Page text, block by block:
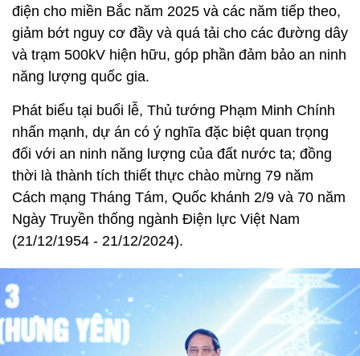
điện cho miền Bắc năm 2025 và các năm tiếp theo,
giảm bớt nguy cơ đầy và quá tải cho các đường dây
và trạm 500kV hiện hữu, góp phần đảm bảo an ninh
năng lượng quốc gia.
Phát biểu tại buổi lễ, Thủ tướng Phạm Minh Chính
nhấn mạnh, dự án có ý nghĩa đặc biệt quan trọng
đối với an ninh năng lượng của đất nước ta; đồng
thời là thành tích thiết thực chào mừng 79 năm
Cách mạng Tháng Tám, Quốc khánh 2/9 và 70 năm
Ngày Truyền thống ngành Điện lực Việt Nam
(21/12/1954 - 21/12/2024).